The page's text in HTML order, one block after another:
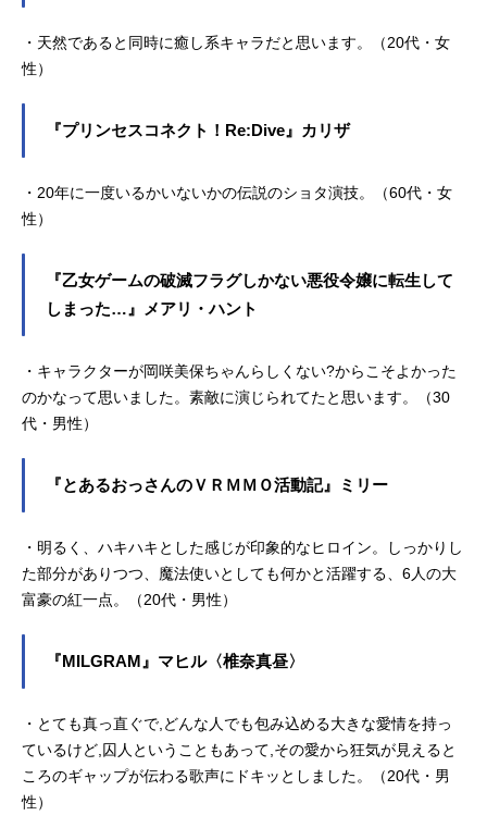
・天然であると同時に癒し系キャラだと思います。（20代・女
性）
『プリンセスコネクト！Re:Dive』カリザ
・20年に一度いるかいないかの伝説のショタ演技。（60代・女
性）
『乙女ゲームの破滅フラグしかない悪役令嬢に転生して
しまった…』メアリ・ハント
・キャラクターが岡咲美保ちゃんらしくない?からこそよかった
のかなって思いました。素敵に演じられてたと思います。（30
代・男性）
『とあるおっさんのＶＲＭＭＯ活動記』ミリー
・明るく、ハキハキとした感じが印象的なヒロイン。しっかりし
た部分がありつつ、魔法使いとしても何かと活躍する、6人の大
富豪の紅一点。（20代・男性）
『MILGRAM』マヒル〈椎奈真昼〉
・とても真っ直ぐで,どんな人でも包み込める大きな愛情を持っ
ているけど,囚人ということもあって,その愛から狂気が見えると
ころのギャップが伝わる歌声にドキッとしました。（20代・男
性）